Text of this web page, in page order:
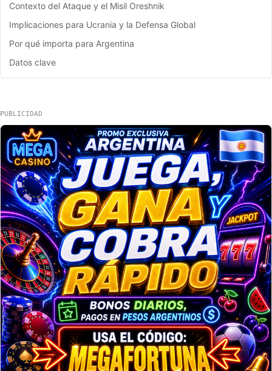
Contexto del Ataque y el Misil Oreshnik
Implicaciones para Ucrania y la Defensa Global
Por qué importa para Argentina
Datos clave
PUBLICIDAD